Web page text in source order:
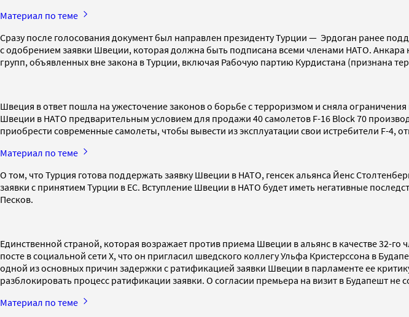
Материал по теме
Сразу после голосования документ был направлен президенту Турции — Эрдоган ранее
с одобрением заявки Швеции, которая должна быть подписана всеми членами НАТО.
групп, объявленных вне закона в Турции, включая Рабочую партию Курдистана (признана
Швеция в ответ пошла на ужесточение законов о борьбе с терроризмом и сняла
Швеции в НАТО предварительным условием для продажи 40 самолетов F-16 Block 70
приобрести современные самолеты, чтобы вывести из эксплуатации свои истребители F-4,
Материал по теме
О том, что Турция готова поддержать заявку Швеции в НАТО, генсек альянса Йенс
заявки с принятием Турции в ЕС. Вступление Швеции в НАТО будет иметь негативные
Песков.
Единственной страной, которая возражает против приема Швеции в альянс в качестве 32-
посте в социальной сети X, что он пригласил шведского коллегу Ульфа Кристерссона в
одной из основных причин задержки с ратификацией заявки Швеции в парламенте ее
разблокировать процесс ратификации заявки. О согласии премьера на визит в Будапешт не
Материал по теме